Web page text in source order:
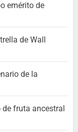
emérito de
de Wall
de la
fruta ancestral